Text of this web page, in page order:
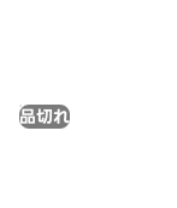
品切れ